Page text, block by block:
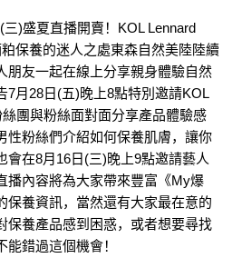
)盛夏直播開賣！KOL Lennard
保養的迷人之處東森自然美陸陸續
朋友一起在線上分享親身體驗自然
7月28日(五)晚上8點特別邀請KOL
絲團與粉絲面對面分享產品體驗感
性粉絲們介紹如何保養肌膚，讓你
會在8月16日(三)晚上9點邀請藝人
播內容將為大家帶來豐富《My爆
保養資訊，當然還有大家最在意的
保養產品感到困惑，或者想要尋找
錯過這個機會！